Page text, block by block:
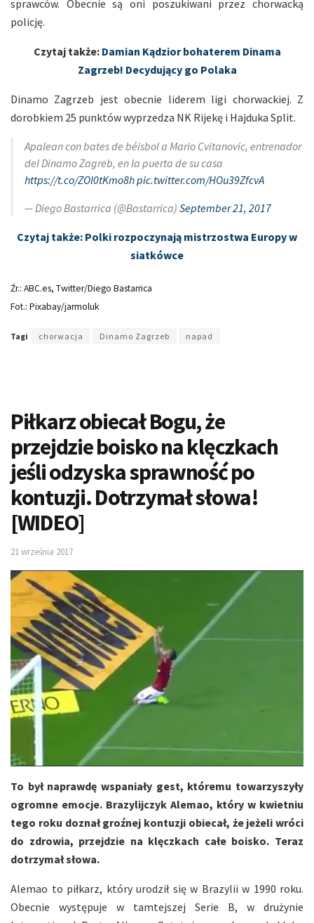
sprawców. Obecnie są oni poszukiwani przez chorwacką
policję.
Czytaj także: Damian Kądzior bohaterem Dinama
Zagrzeb! Decydujący go Polaka
Dinamo Zagrzeb jest obecnie liderem ligi chorwackiej. Z
dorobkiem 25 punktów wyprzedza NK Rijekę i Hajduka Split.
Apalean con bates de béisbol a Mario Cvitanovic, entrenador
del Dinamo Zagreb, en la puerta de su casa
https://t.co/ZOl0tKmo8hpic.twitter.com/HOu39ZfcvA
— Diego Bastarrica (@Bastarrica) September 21, 2017
Czytaj także: Polki rozpoczynają mistrzostwa Europy w
siatkówce
Źr.: ABC.es, Twitter/Diego Bastarrica
Fot.: Pixabay/jarmoluk
Tagi chorwacja Dinamo Zagrzeb napad
Piłkarz obiecał Bogu, że
przejdzie boisko na klęczkach
jeśli odzyska sprawność po
kontuzji. Dotrzymał słowa!
[WIDEO]
21 września 2017
To był naprawdę wspaniały gest, któremu towarzyszyły
ogromne emocje. Brazylijczyk Alemao, który w kwietniu
tego roku doznał groźnej kontuzji obiecał, że jeżeli wróci
do zdrowia, przejdzie na klęczkach całe boisko. Teraz
dotrzymał słowa.
Alemao to piłkarz, który urodził się w Brazylii w 1990 roku.
Obecnie występuje w tamtejszej Serie B, w drużynie